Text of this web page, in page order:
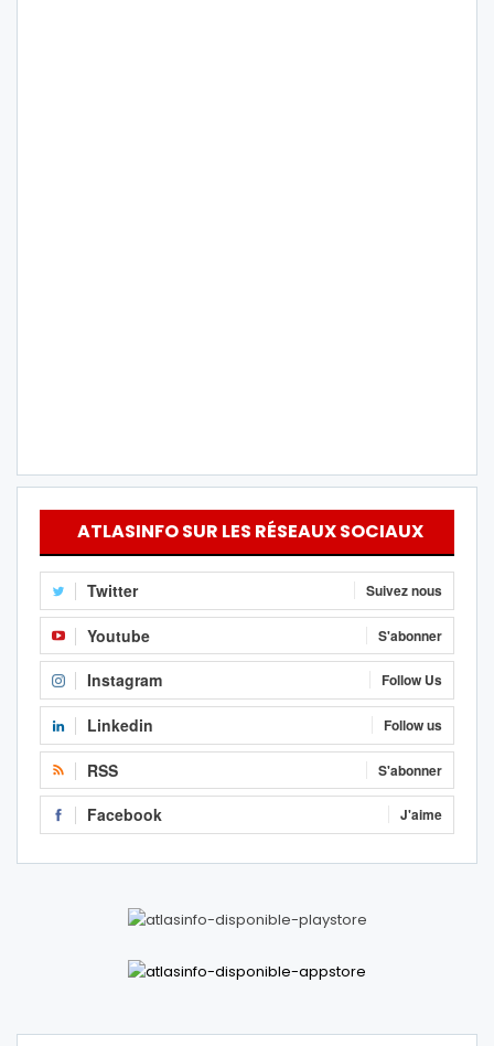
ATLASINFO SUR LES RÉSEAUX SOCIAUX
Twitter Suivez nous
Youtube S'abonner
Instagram Follow Us
Linkedin Follow us
RSS S'abonner
Facebook J'aime